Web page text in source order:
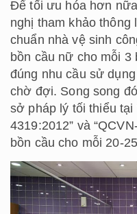
Để tối ưu hóa hơn
nghị tham khảo thông
chuẩn nhà vệ sinh
bồn cầu nữ cho mỗi 3
đúng nhu cầu sử
chờ đợi. Song song
sở pháp lý tối thiểu tại
4319:2012” và
bồn cầu cho mỗi 20-